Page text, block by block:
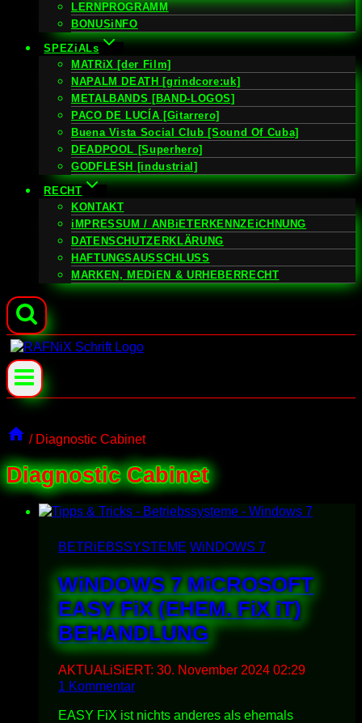
LERNPROGRAMM
BONUSiNFO
SPEZiALs
MATRiX [der Film]
NAPALM DEATH [grindcore:uk]
METALBANDS [BAND-LOGOS]
PACO DE LUCÍA [Gitarrero]
Buena Vista Social Club [Sound Of Cuba]
DEADPOOL [Superhero]
GODFLESH [industrial]
RECHT
KONTAKT
iMPRESSUM / ANBiETERKENNZEiCHNUNG
DATENSCHUTZERKLÄRUNG
HAFTUNGSAUSSCHLUSS
MARKEN, MEDiEN & URHEBERRECHT
/ Diagnostic Cabinet
Diagnostic Cabinet
BETRiEBSSYSTEME WiNDOWS 7
WiNDOWS 7 MiCROSOFT
EASY FiX (EHEM. FiX iT)
BEHANDLUNG
AKTUALiSiERT: 30. November 2024 02:29
1 Kommentar
EASY FiX ist nichts anderes als ehemals